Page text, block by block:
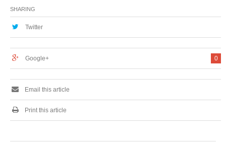
コラボ ストア in ア
トレ秋葉原』が開
催！
「16歳の誕生日」を
SHARING
Twitter
0
Google+
Email this article
Print this article